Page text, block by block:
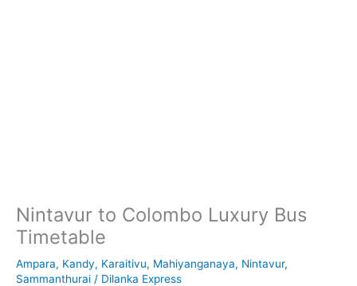
Nintavur to Colombo Luxury Bus
Timetable
Ampara, Kandy, Karaitivu, Mahiyanganaya, Nintavur,
Sammanthurai / Dilanka Express